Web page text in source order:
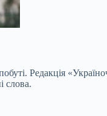
Редакція
слова.